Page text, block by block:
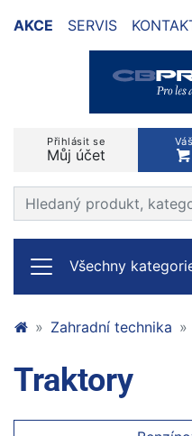
AKCE SERVIS
Přihlásit se
Můj účet
Prohledat web
Všechny
Zahradní technika
Traktory